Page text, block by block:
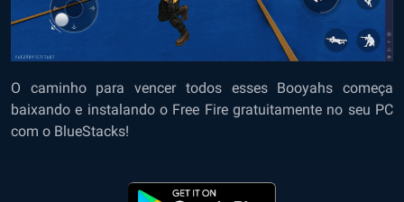
O caminho para vencer todos esses Booyahs começa
baixando e instalando o Free Fire gratuitamente no seu PC
com o BlueStacks!